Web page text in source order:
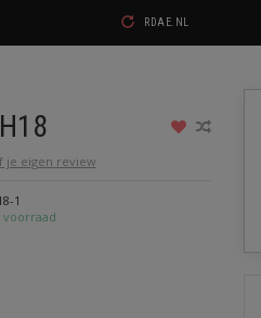
RDAE.NL
je eigen review
1
voorraad